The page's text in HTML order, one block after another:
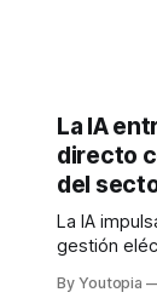
La IA
directo
del
La IA
gestión
By Youtopia